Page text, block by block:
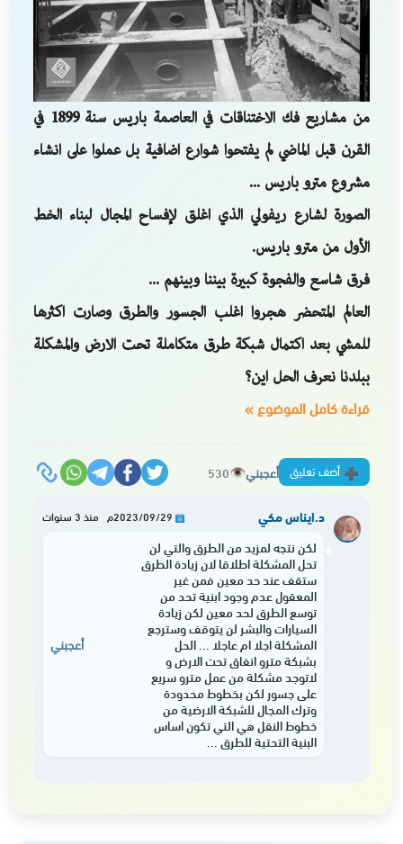
من مشاريع فك الاختناقات في العاصمة باريس سنة 1899 في
القرن قبل الماضي لم يفتحوا شوارع اضافية بل عملوا على انشاء
مشروع مترو باريس ...
الصورة لشارع ريفولي الذي اغلق لإفساح المجال لبناء الخط
الأول من مترو باريس.
فرق شاسع والفجوة كبيرة بيننا وبينهم ...
العالم المتحضر هجروا اغلب الجسور والطرق وصارت اكثرها
للمشي بعد اكتمال شبكة طرق متكاملة تحت الارض والمشكلة
ببلدنا نعرف الحل اين؟
قراءة كامل الموضوع
أضف تعليق أعجبني 530
د.ايناس مكي
لكن نتجه لمزيد من الطرق والتي لن
تحل المشكلة اطلاقا لان زيادة الطرق
ستقف عند حد معين فمن غير
المعقول عدم وجود ابنية تحد من
توسع الطرق لحد معين لكن زيادة
السيارات والبشر لن يتوقف وسترجع
المشكلة اجلا ام عاجلا ... الحل
بشبكة مترو انفاق تحت الارض و
لاتوجد مشكلة من عمل مترو سريع
على جسور لكن بخطوط محدودة
وترك المجال للشبكة الارضية من
خطوط النقل هي التي تكون اساس
البنية التحتية للطرق ...
أعجبني